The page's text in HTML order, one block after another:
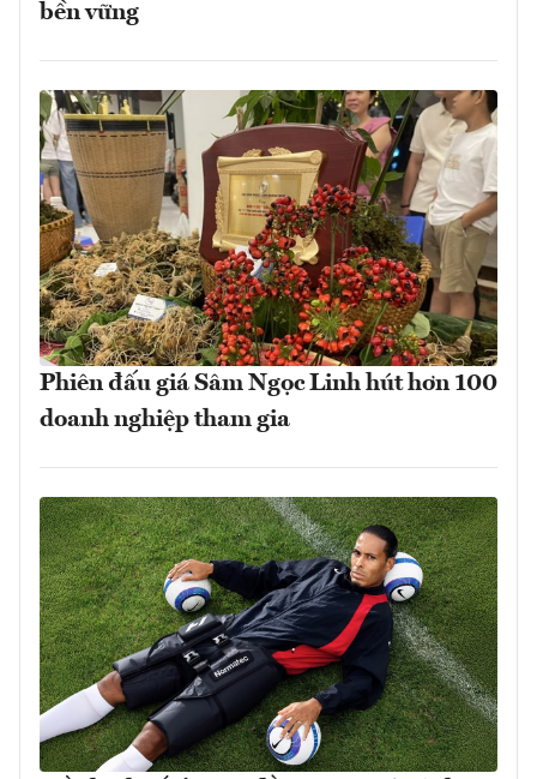
bền vững
Phiên đấu giá Sâm Ngọc Linh hút hơn 100
doanh nghiệp tham gia